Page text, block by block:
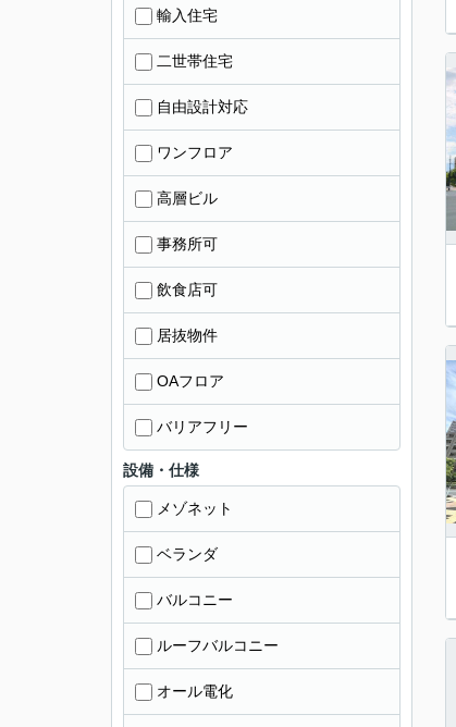
輸入住宅
二世帯住宅
自由設計対応
ワンフロア
高層ビル
事務所可
飲食店可
居抜物件
OAフロア
バリアフリー
設備・仕様
メゾネット
ベランダ
バルコニー
ルーフバルコニー
オール電化